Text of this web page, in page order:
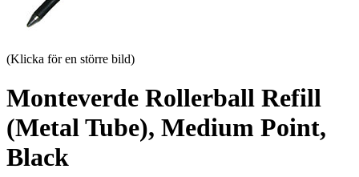
(Klicka för en större bild)
Monteverde Rollerball Refill
(Metal Tube), Medium Point,
Black